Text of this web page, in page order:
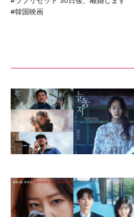
韓国映画